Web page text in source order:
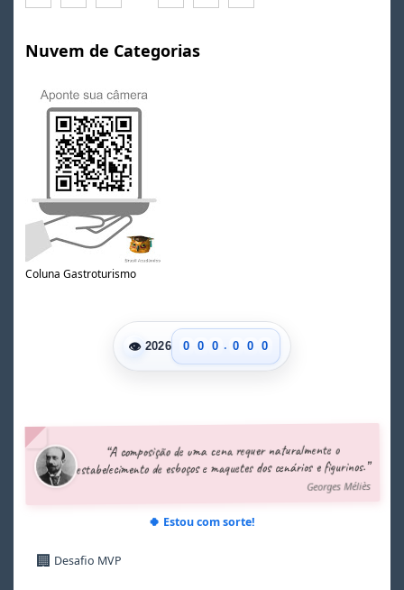
Nuvem de Categorias
Coluna Gastroturismo
👁 2026
0
1
6
7
0
1
6
7
0
1
6
7
. 0
1
6
7
0
1
6
7
0
1
6
7
“A composição de uma cena requer naturalmente o
estabelecimento de esboços e maquetes dos cenários e figurinos.”
Georges Méliès
🍀 Estou com sorte!
🏢 Desafio MVP